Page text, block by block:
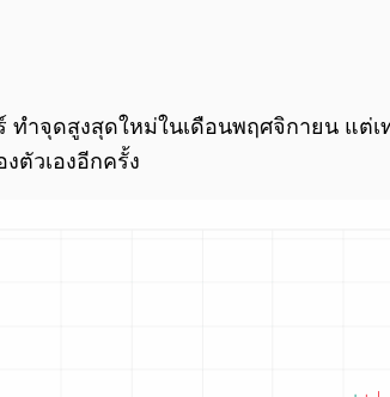
ทำจุดสูงสุดใหม่ในเดือนพฤศจิกายน แ
ตัวเองอีกครั้ง